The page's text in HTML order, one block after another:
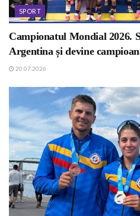
SPORT
Campionatul Mondial 2026.
Argentina și devine
20.07.2026